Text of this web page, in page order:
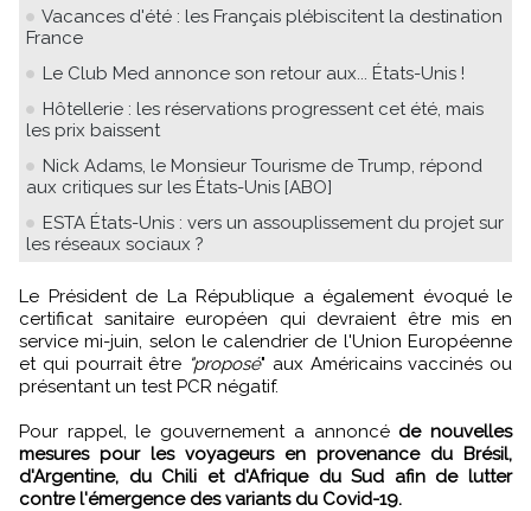
Vacances d'été : les Français plébiscitent la destination
France
Le Club Med annonce son retour aux... États-Unis !
Hôtellerie : les réservations progressent cet été, mais
les prix baissent
Nick Adams, le Monsieur Tourisme de Trump, répond
aux critiques sur les États-Unis [ABO]
ESTA États-Unis : vers un assouplissement du projet sur
les réseaux sociaux ?
Le Président de La République a également évoqué le
certificat sanitaire européen qui devraient être mis en
service mi-juin, selon le calendrier de l'Union Européenne
et qui pourrait être "proposé" aux Américains vaccinés ou
présentant un test PCR négatif.
Pour rappel, le gouvernement a annoncé de nouvelles
mesures pour les voyageurs en provenance du Brésil,
d'Argentine, du Chili et d'Afrique du Sud afin de lutter
contre l'émergence des variants du Covid-19.